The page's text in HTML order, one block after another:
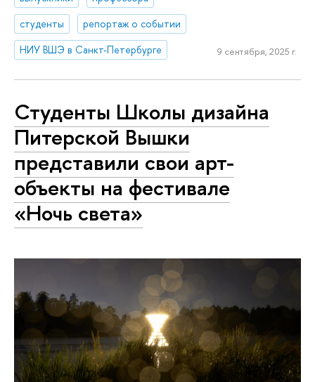
студенты
репортаж о событии
НИУ ВШЭ в Санкт-Петербурге
9 сентября, 2025 г.
Студенты Школы дизайна
Питерской Вышки
представили свои арт-
объекты на фестивале
«Ночь света»